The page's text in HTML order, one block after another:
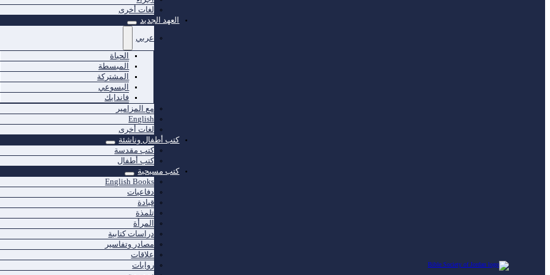
لغات أخرى
العهد الجديد
عربي
الحياة
المبسطة
المشتركة
اليسوعي
فاندايك
مع المزامير
English
لغات أخرى
كتب أطفال وناشئة
كتب مقدسة
كتب أطفال
كتب مسيحية
English Books
دفاعيات
قيادة
تلمذة
المرأة
دراسات كتابية
مصادر وتفاسير
علاقات
روايات